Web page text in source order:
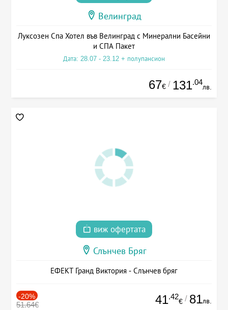
Велинград
Луксозен Спа Хотел във Велинград с Минерални Басейни
и СПА Пакет
Дата: 28.07 - 23.12 + полупансион
67€ / 131.04
лв.
виж офертата
Слънчев Бряг
ЕФЕКТ Гранд Виктория - Слънчев бряг
-20%
51.64€ 41.42
€ / 81лв.